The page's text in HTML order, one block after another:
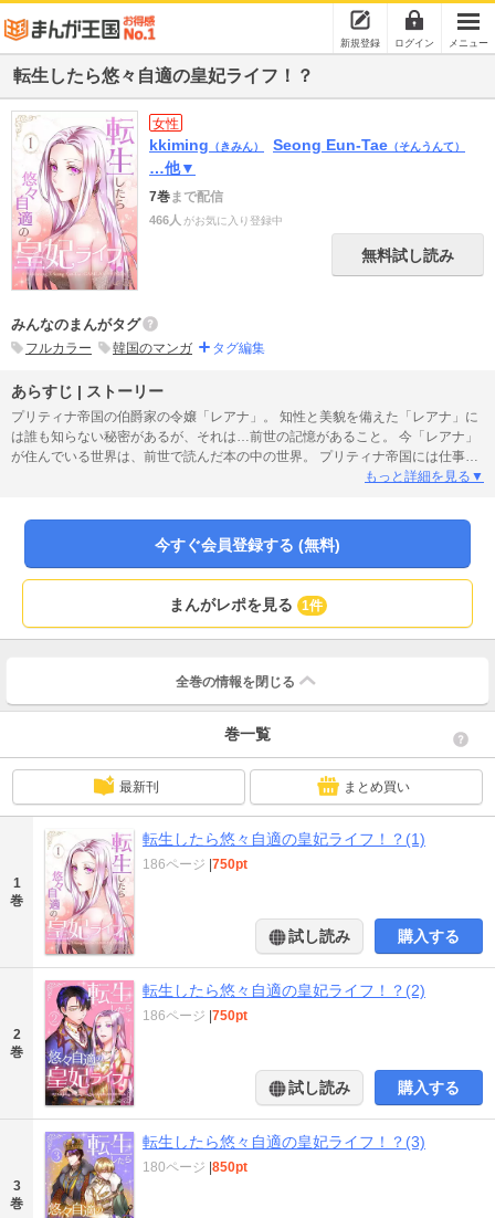
新規登録 ログイン メニュー
転生したら悠々自適の皇妃ライフ！？
女性
kkiming （きみん） Seong Eun-Tae （そんうんて）
…他▼
7巻まで配信
466人 がお気に入り登録中
無料試し読み
みんなのまんがタグ
フルカラー 韓国のマンガ タグ編集
あらすじ | ストーリー
プリティナ帝国の伯爵家の令嬢「レアナ」。 知性と美貌を備えた「レアナ」に
は誰も知らない秘密があるが、それは…前世の記憶があること。 今「レアナ」
が住んでいる世界は、前世で読んだ本の中の世界。 プリティナ帝国には仕事し
か考えない冷血皇帝がいて、突然現れたヒロインに皇帝と恋に落ちる話の本。
悠々自適の皇妃ライフを楽しんでやる～と思ったら皇帝の様子がなんが変
だ。。。 どうして、物語にと同じように行動しないの…！？
もっと詳細を見る▼
今すぐ会員登録する (無料)
まんがレポを見る 1件
全巻の情報を 閉じる
巻一覧
最新刊 まとめ買い
1
巻
転生したら悠々自適の皇妃ライフ！？(1)
186ページ |750pt
試し読み 購入する
2
巻
転生したら悠々自適の皇妃ライフ！？(2)
186ページ |750pt
試し読み 購入する
3
巻
転生したら悠々自適の皇妃ライフ！？(3)
180ページ |850pt